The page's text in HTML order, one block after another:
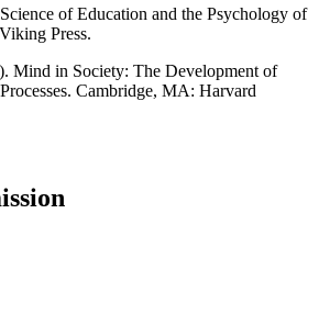
of Education and the Psychology of
Press.
Mind in Society: The Development of
Cambridge, MA: Harvard